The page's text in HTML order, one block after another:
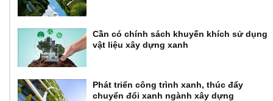
Cần có chính sách khuyến khích sử dụng
vật liệu xây dựng xanh
Phát triển công trình xanh, thúc đẩy
chuyển đổi xanh ngành xây dựng